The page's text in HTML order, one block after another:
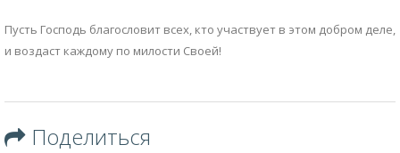
Пусть Господь благословит всех, кто участвует в этом добром деле,
и воздаст каждому по милости Своей!
Поделиться